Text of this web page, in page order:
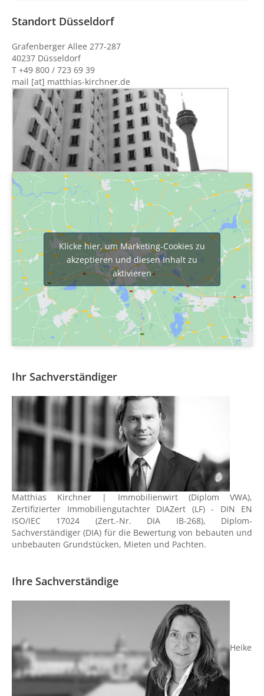
Standort Düsseldorf
Grafenberger Allee 277-287
40237 Düsseldorf
T +49 800 / 723 69 39
mail [at] matthias-kirchner.de
Klicke hier, um Marketing-Cookies zu
akzeptieren und diesen Inhalt zu
aktivieren
Ihr Sachverständiger
Matthias Kirchner | Immobilienwirt (Diplom VWA),
Zertifizierter Immobiliengutachter DIAZert (LF) - DIN EN
ISO/IEC 17024 (Zert.-Nr. DIA IB-268), Diplom-
Sachverständiger (DIA) für die Bewertung von bebauten und
unbebauten Grundstücken, Mieten und Pachten.
Ihre Sachverständige
Heike